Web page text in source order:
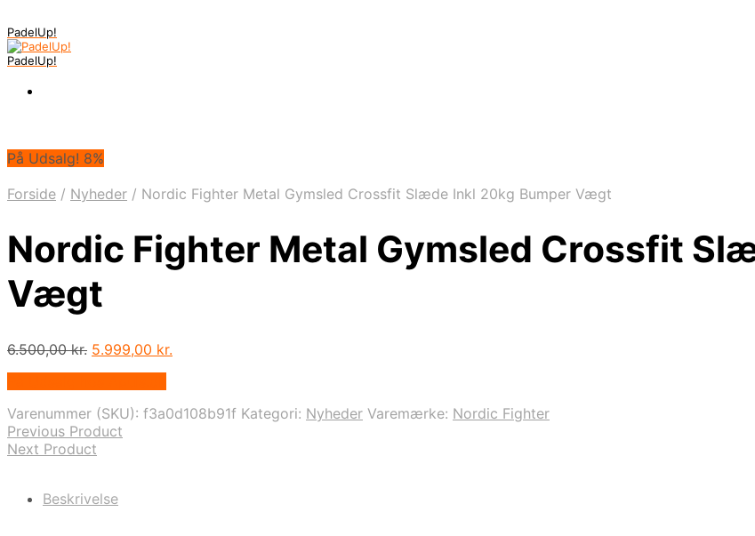
PadelUp!
PadelUp!
På Udsalg! 8%
Forside / Nyheder / Nordic Fighter Metal Gymsled Crossfit Slæde Inkl 20kg Bumper Vægt
Nordic Fighter Metal Gymsled Crossfit
Vægt
6.500,00kr. Den
6.500,00 kr..
5.999,00 kr.
5.999,00 kr..
Varenummer (SKU): f3a0d108b91f Kategori: Nyheder Varemærke: Nordic Fighter
Previous Product
Next Product
Beskrivelse